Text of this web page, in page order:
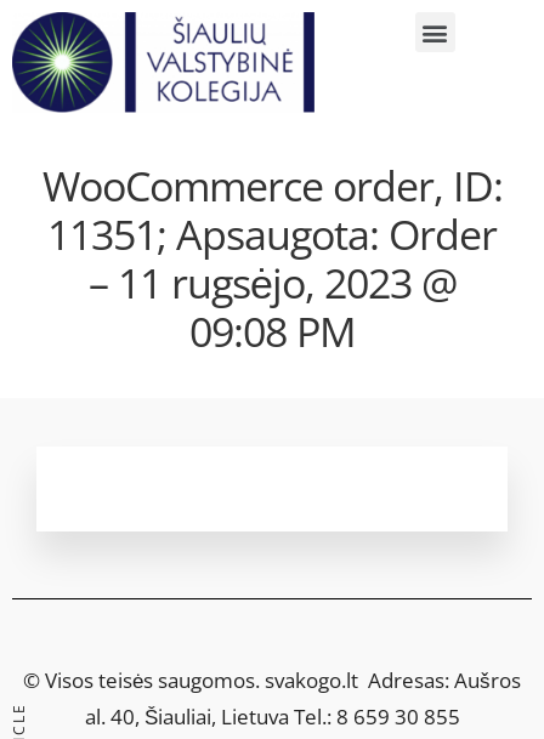
WooCommerce order, ID:
11351; Apsaugota: Order
– 11 rugsėjo, 2023 @
09:08 PM
© Visos teisės saugomos.svakogo.lt Adresas: Aušros
al. 40, Šiauliai, Lietuva Tel.: 8 659 30 855